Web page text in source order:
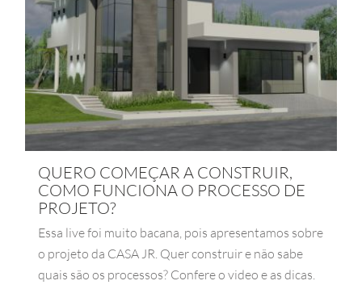
QUERO COMEÇAR A CONSTRUIR,
COMO FUNCIONA O PROCESSO DE
PROJETO?
Essa live foi muito bacana, pois apresentamos sobre
o projeto da CASA JR. Quer construir e não sabe
quais são os processos? Confere o video e as dicas.